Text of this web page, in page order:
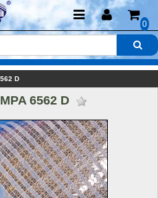
0
D
6562 D